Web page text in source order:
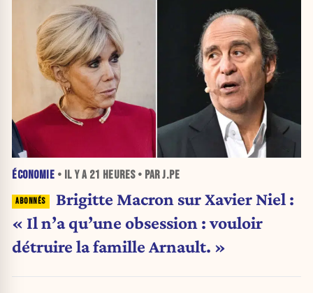
ÉCONOMIE • IL Y A 21 HEURES• PAR J.PE
Brigitte Macron sur Xavier Niel :
« Il n’a qu’une obsession : vouloir
détruire la famille Arnault. »